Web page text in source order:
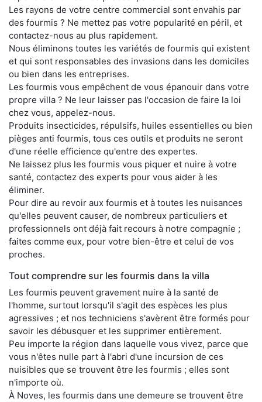
Les rayons de votre centre commercial sont envahis par
des fourmis ? Ne mettez pas votre popularité en péril, et
contactez-nous au plus rapidement.
Nous éliminons toutes les variétés de fourmis qui existent
et qui sont responsables des invasions dans les domiciles
ou bien dans les entreprises.
Les fourmis vous empêchent de vous épanouir dans votre
propre villa ? Ne leur laisser pas l'occasion de faire la loi
chez vous, appelez-nous.
Produits insecticides, répulsifs, huiles essentielles ou bien
pièges anti fourmis, tous ces outils et produits ne seront
d'une réelle efficience qu'entre des expertes.
Ne laissez plus les fourmis vous piquer et nuire à votre
santé, contactez des experts pour vous aider à les
éliminer.
Pour dire au revoir aux fourmis et à toutes les nuisances
qu'elles peuvent causer, de nombreux particuliers et
professionnels ont déjà fait recours à notre compagnie ;
faites comme eux, pour votre bien-être et celui de vos
proches.
Tout comprendre sur les fourmis dans la villa
Les fourmis peuvent gravement nuire à la santé de
l'homme, surtout lorsqu'il s'agit des espèces les plus
agressives ; et nos techniciens s'avèrent être formés pour
savoir les débusquer et les supprimer entièrement.
Peu importe la région dans laquelle vous vivez, parce que
vous n'êtes nulle part à l'abri d'une incursion de ces
nuisibles que se trouvent être les fourmis ; elles sont
n'importe où.
À Noves, les fourmis dans une demeure se trouvent être